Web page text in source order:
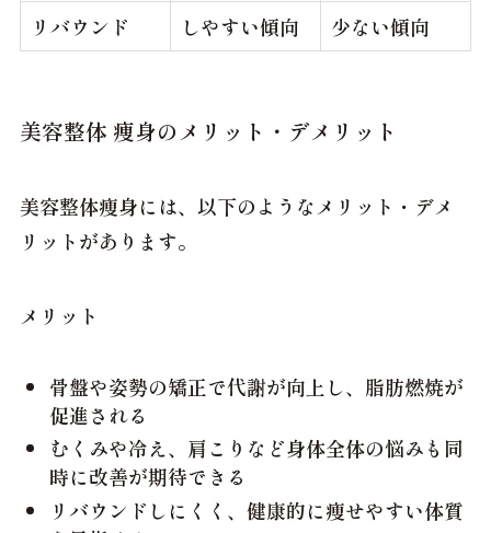
リバウンド
しやすい傾向 少ない傾向
美容整体 痩身のメリット・デメリット
美容整体痩身には、以下のようなメリット・デメ
リットがあります。
メリット
骨盤や姿勢の矯正で代謝が向上し、脂肪燃焼が
促進される
むくみや冷え、肩こりなど身体全体の悩みも同
時に改善が期待できる
リバウンドしにくく、健康的に痩せやすい体質